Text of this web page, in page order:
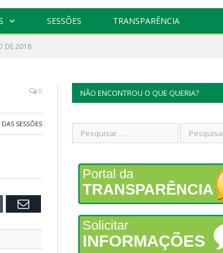
SESSÕES TRANSPARÊNCIA
DE 2018
0
SESSÕES
Email
NÃO ENCONTROU O QUE QUERIA?
Portal da
TRANSPARÊNCIA
Solicitar
INFORMAÇÕES